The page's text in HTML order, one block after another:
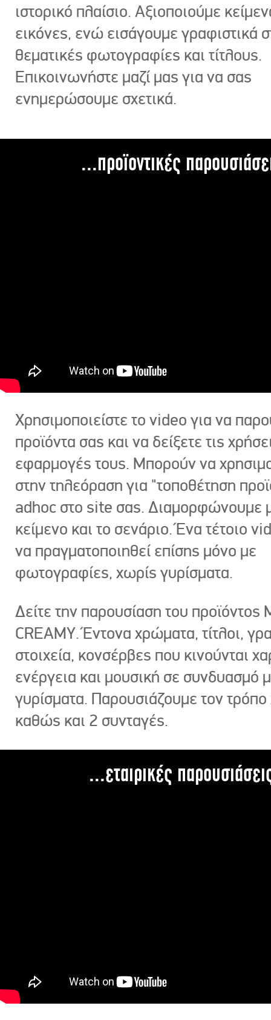
ιστορικό πλαίσιο. Αξιοποιούμε
εικόνες, ενώ εισάγουμε γραφιστικά
θεματικές φωτογραφίες και τίτλους.
Επικοινωνήστε μαζί μας για να σας
ενημερώσουμε σχετικά.
...προϊοντικές
Χρησιμοποιείστε το video για να
προϊόντα σας και να δείξετε τις
εφαρμογές τους. Μπορούν να
στην τηλεόραση για "τοποθέτηση
adhoc στο site σας. Διαμορφώνουμε
κείμενο και το σενάριο. Ένα τέτοιο
να πραγματοποιηθεί επίσης μόνο με
φωτογραφίες, χωρίς γυρίσματα.
Δείτε την παρουσίαση του προϊόντος
CREAMY. Έντονα χρώματα, τίτλοι,
στοιχεία, κονσέρβες που κινούνται
ενέργεια και μουσική σε συνδυασμό
γυρίσματα. Παρουσιάζουμε τον
καθώς και 2 συνταγές.
...εταιρικές